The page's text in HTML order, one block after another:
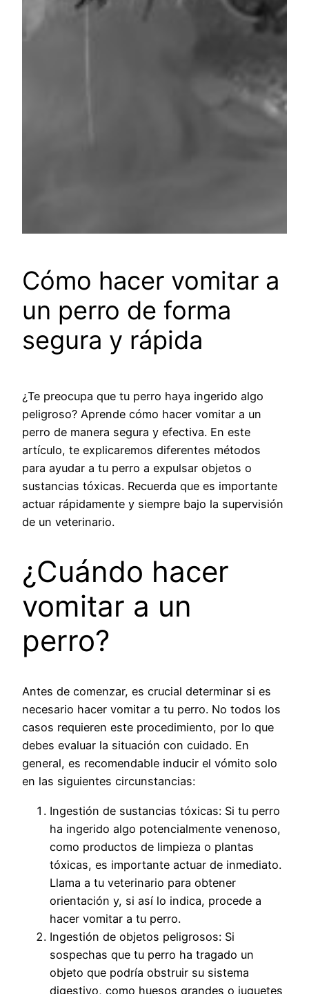
Cómo hacer vomitar a
un perro de forma
segura y rápida
¿Te preocupa que tu perro haya ingerido algo
peligroso? Aprende cómo hacer vomitar a un
perro de manera segura y efectiva. En este
artículo, te explicaremos diferentes métodos
para ayudar a tu perro a expulsar objetos o
sustancias tóxicas. Recuerda que es importante
actuar rápidamente y siempre bajo la supervisión
de un veterinario.
¿Cuándo hacer
vomitar a un
perro?
Antes de comenzar, es crucial determinar si es
necesario hacer vomitar a tu perro. No todos los
casos requieren este procedimiento, por lo que
debes evaluar la situación con cuidado. En
general, es recomendable inducir el vómito solo
en las siguientes circunstancias:
Ingestión de sustancias tóxicas: Si tu perro
ha ingerido algo potencialmente venenoso,
como productos de limpieza o plantas
tóxicas, es importante actuar de inmediato.
Llama a tu veterinario para obtener
orientación y, si así lo indica, procede a
hacer vomitar a tu perro.
Ingestión de objetos peligrosos: Si
sospechas que tu perro ha tragado un
objeto que podría obstruir su sistema
digestivo, como huesos grandes o juguetes